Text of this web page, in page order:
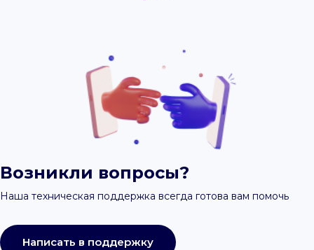
Возникли вопросы?
Наша техническая поддержка всегда готова вам помочь
Написать в поддержку